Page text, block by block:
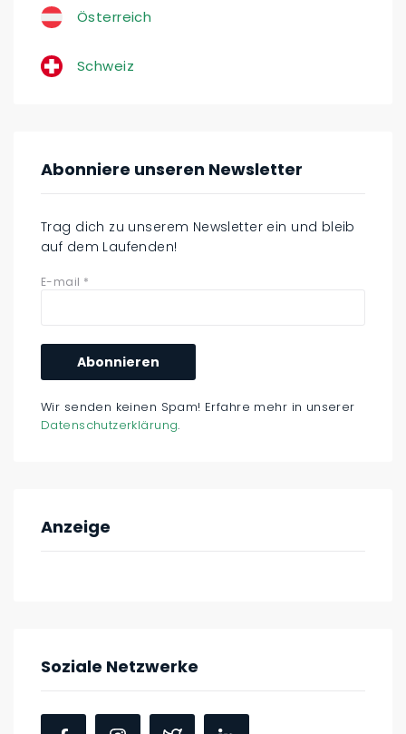
Österreich
Schweiz
Abonniere unseren Newsletter
Trag dich zu unserem Newsletter ein und bleib
auf dem Laufenden!
E-mail *
Wir senden keinen Spam! Erfahre mehr in unserer
Datenschutzerklärung.
Anzeige
Soziale Netzwerke